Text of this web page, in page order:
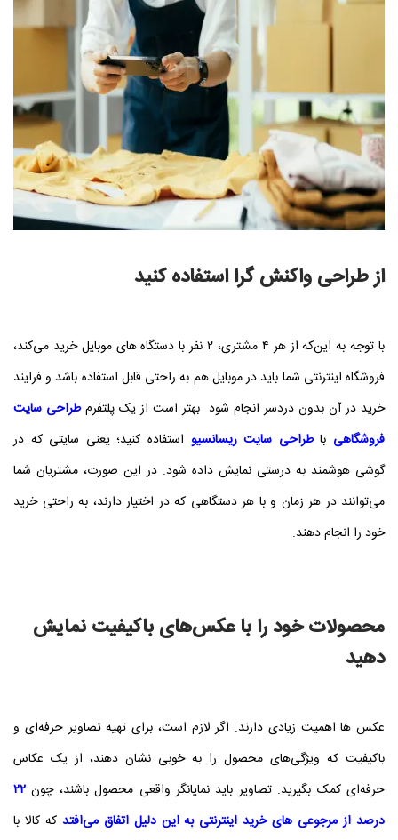
از طراحی واکنش‌ گرا استفاده کنید
با توجه به این‌که از هر ۴ مشتری، ۲ نفر با دستگاه‌ های موبایل خرید می‌کند،
فروشگاه اینترنتی شما باید در موبایل هم به‌ راحتی قابل استفاده باشد و فرایند
خرید در آن بدون دردسر انجام شود. بهتر است از یک پلتفرمطراحی سایت
فروشگاهی باطراحی سایت ریسانسیو استفاده کنید؛ یعنی سایتی که در
گوشی هوشمند به‌ درستی نمایش داده شود. در این صورت، مشتریان شما
می‌توانند در هر زمان و با هر دستگاهی که در اختیار دارند، به‌ راحتی خرید
خود را انجام دهند.
محصولات خود را با عکس‌های باکیفیت نمایش
دهید
عکس‌ ها اهمیت زیادی دارند. اگر لازم است، برای تهیه تصاویر حرفه‌ای و
باکیفیت که ویژگی‌های محصول را به‌ خوبی نشان دهند، از یک عکاس
حرفه‌ای کمک بگیرید. تصاویر باید نمایانگر واقعی محصول باشند، چون ۲۲
درصد از مرجوعی‌ های خرید اینترنتی به این دلیل اتفاق می‌افتد که کالا با